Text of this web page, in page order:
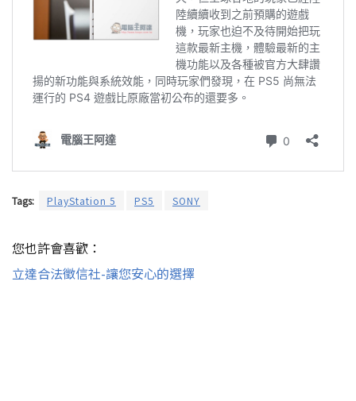
Tags: PlayStation 5 PS5 SONY
您也許會喜歡：
立達合法徵信社-讓您安心的選擇